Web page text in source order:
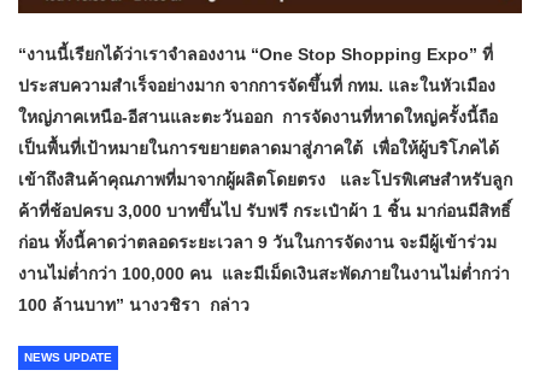
“งานนี้เรียกได้ว่าเราจำลองงาน “One Stop Shopping Expo” ที่
ประสบความสำเร็จอย่างมาก จากการจัดขึ้นที่ กทม. และในหัวเมือง
ใหญ่ภาคเหนือ-อีสานและตะวันออก การจัดงานที่หาดใหญ่ครั้งนี้ถือ
เป็นพื้นที่เป้าหมายในการขยายตลาดมาสู่ภาคใต้ เพื่อให้ผู้บริโภคได้
เข้าถึงสินค้าคุณภาพที่มาจากผู้ผลิตโดยตรง และโปรพิเศษสำหรับลูก
ค้าที่ช้อปครบ 3,000 บาทขึ้นไป รับฟรี กระเป๋าผ้า 1 ชิ้น มาก่อนมีสิทธิ์
ก่อน ทั้งนี้คาดว่าตลอดระยะเวลา 9 วันในการจัดงาน จะมีผู้เข้าร่วม
งานไม่ต่ำกว่า 100,000 คน และมีเม็ดเงินสะพัดภายในงานไม่ต่ำกว่า
100 ล้านบาท” นางวชิรา กล่าว
NEWS UPDATE